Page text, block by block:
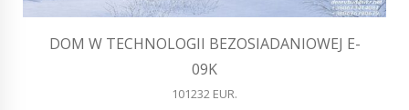
DOM W TECHNOLOGII BEZOSIADANIOWEJ E-
09K
101232 EUR.